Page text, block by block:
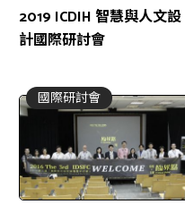
2019 ICDIH 智慧與人文設
計國際研討會
國際研討會